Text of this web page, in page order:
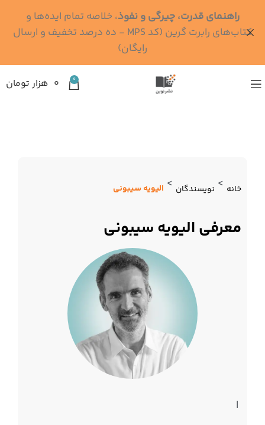
0 ۰ هزار تومان
خانه > نویسندگان > الیویه سیبونی
معرفی الیویه سیبونی
|
راهنمای قدرت، چیرگی و نفوذ، خلاصه تمام ایده‌ها و
کتاب‌های رابرت گرین (کد MPS - ده درصد تخفیف و ارسال
رایگان)